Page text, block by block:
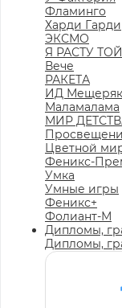
Фламинго
Харди Гарди
ЭКСМО
Я РАСТУ
Вече
РАКЕТА
ИД
Маламалама
МИР
Цветной
Феникс-
Умка
Умные игры
Феникс+
Фолиант-М
Дипломы,
Дипломы,